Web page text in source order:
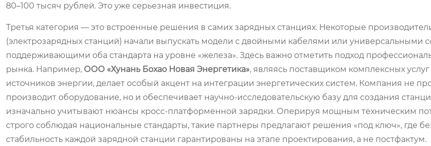
80–100 тысяч рублей. Это уже серьезная инвестиция.
Третья категория — это встроенные решения в самих зарядных станциях. Некоторые
(электрозарядных станций) начали выпускать модели с двойными кабелями или универсальными
поддерживающими оба стандарта на уровне «железа». Здесь важно отметить подход
рынка. Например, ООО «Хунань Бохао Новая Энергетика», являясь поставщиком комплексных
источников энергии, делает особый акцент на интеграции энергетических систем. Компания не
производит оборудование, но и обеспечивает научно-исследовательскую базу для создания
изначально учитывают нюансы кросс-платформенной зарядки. Оперируя мощным техническим
строго соблюдая национальные стандарты, такие партнеры предлагают решения «под ключ», где
стабильность каждой зарядной станции гарантированы на этапе проектирования, а не постфактум.